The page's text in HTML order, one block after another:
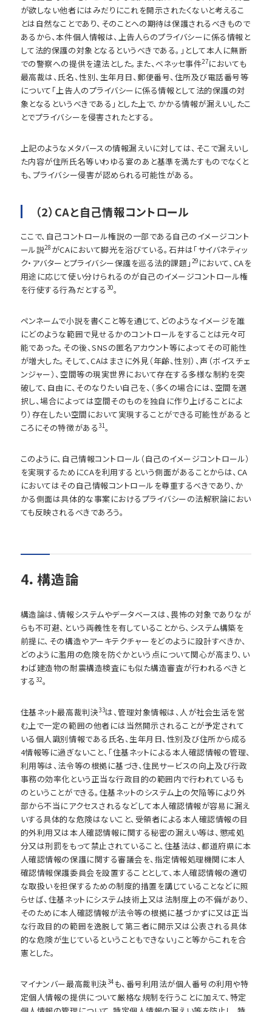
が欲しない他者にはみだりにこれを開示されたくないと考えるこ
とは自然なことであり、そのことへの期待は保護されるべきもので
あるから、本件個人情報は、上告人らのプライバシーに係る情報と
して法的保護の対象となるというべきである。」として本人に無断
での警察への提供を違法とした。また、ベネッセ事件27においても
最高裁は、氏名、性別、生年月日、郵便番号、住所及び電話番号等
について「上告人のプライバシーに係る情報として法的保護の対
象となるというべきである」とした上で、かかる情報が漏えいしたこ
とでプライバシーを侵害されたとする。
上記のようなメタバースの情報漏えいに対しては、そこで漏えいし
た内容が住所氏名等いわゆる宴のあと基準を満たすものでなくと
も、プライバシー侵害が認められる可能性がある。
（2）CAと自己情報コントロール
ここで、自己コントロール権説の一部である自己のイメージコント
ール説28 がCAにおいて脚光を浴びている。石井は「サイバネティッ
ク・アバターとプライバシー保護を巡る法的課題」 29 において、CAを
用途に応じて使い分けられるのが自己のイメージコントロール権
を行使する行為だとする 30。
ペンネームで小説を書くこと等を通じて、どのようなイメージを誰
にどのような範囲で見せるかのコントロールをすることは元々可
能であった。その後、SNSの匿名アカウント等によってその可能性
が増大した。そして、CAはまさに外見（年齢、性別）、声（ボイスチェ
ンジャー）、空間等の現実世界において存在する多様な制約を突
破して、自由に、そのなりたい自己を、（多くの場合には、空間を選
択し、場合によっては空間そのものを独自に作り上げることによ
り）存在したい空間において実現することができる可能性があると
ころにその特徴がある31。
このように、自己情報コントロール（自己のイメージコントロール）
を実現するためにCAを利用するという側面があることからは、CA
においてはその自己情報コントロールを尊重するべきであり、か
かる側面は具体的な事案におけるプライバシーの法解釈論におい
ても反映されるべきであろう。
4．構造論
構造論は、情報システムやデータベースは、畏怖の対象でありなが
らも不可避、という両義性を有していることから、システム構築を
前提に、その構造やアーキテクチャーをどのように設計すべきか、
どのように濫用の危険を防ぐかという点について関心が高まり、い
わば建造物の耐震構造検査にも似た構造審査が行われるべきと
する 32。
住基ネット最高裁判決33は、管理対象情報は、人が社会生活を営
む上で一定の範囲の他者には当然開示されることが予定されて
いる個人識別情報である氏名、生年月日、性別及び住所から成る
4情報等に過ぎないこと、「住基ネットによる本人確認情報の管理、
利用等は、法令等の根拠に基づき、住民サービスの向上及び行政
事務の効率化という正当な行政目的の範囲内で行われているも
のということができる。住基ネットのシステム上の欠陥等により外
部から不当にアクセスされるなどして本人確認情報が容易に漏え
いする具体的な危険はないこと、受領者による本人確認情報の目
的外利用又は本人確認情報に関する秘密の漏えい等は、懲戒処
分又は刑罰をもって禁止されていること、住基法は、都道府県に本
人確認情報の保護に関する審議会を、指定情報処理機関に本人
確認情報保護委員会を設置することとして、本人確認情報の適切
な取扱いを担保するための制度的措置を講じていることなどに照
らせば、住基ネットにシステム技術上又は法制度上の不備があり、
そのために本人確認情報が法令等の根拠に基づかずに又は正当
な行政目的の範囲を逸脱して第三者に開示又は公表される具体
的な危険が生じているということもできない」こと等からこれを合
憲とした。
マイナンバー最高裁判決34も、番号利用法が個人番号の利用や特
定個人情報の提供について厳格な規制を行うことに加えて、特定